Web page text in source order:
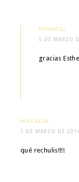
PINAFILI
5 DE MARZO
gracias
NATALIA
5 DE MARZO DE
qué rechulis!!!!